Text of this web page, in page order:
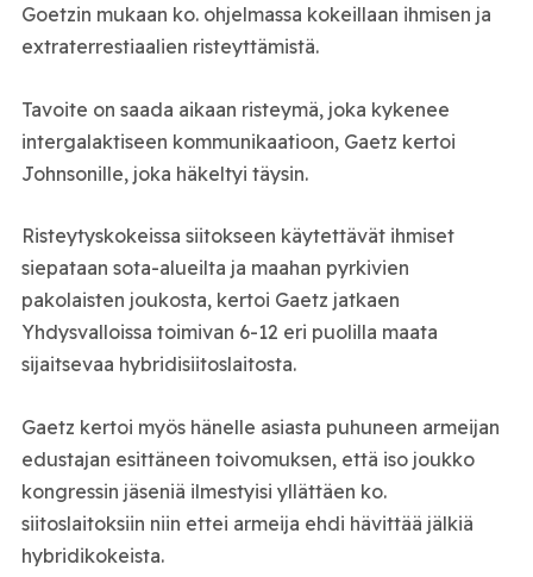
Goetzin mukaan ko. ohjelmassa kokeillaan ihmisen ja
extraterrestiaalien risteyttämistä.
Tavoite on saada aikaan risteymä, joka kykenee
intergalaktiseen kommunikaatioon, Gaetz kertoi
Johnsonille, joka häkeltyi täysin.
Risteytyskokeissa siitokseen käytettävät ihmiset
siepataan sota-alueilta ja maahan pyrkivien
pakolaisten joukosta, kertoi Gaetz jatkaen
Yhdysvalloissa toimivan 6-12 eri puolilla maata
sijaitsevaa hybridisiitoslaitosta.
Gaetz kertoi myös hänelle asiasta puhuneen armeijan
edustajan esittäneen toivomuksen, että iso joukko
kongressin jäseniä ilmestyisi yllättäen ko.
siitoslaitoksiin niin ettei armeija ehdi hävittää jälkiä
hybridikokeista.